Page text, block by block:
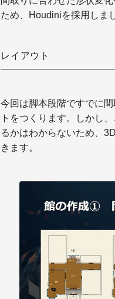
ため、Houdiniを採用しま
レイアウト
今回は脚本段階ですでに
トをつくります。しかし
るかはわからないため、
きます。